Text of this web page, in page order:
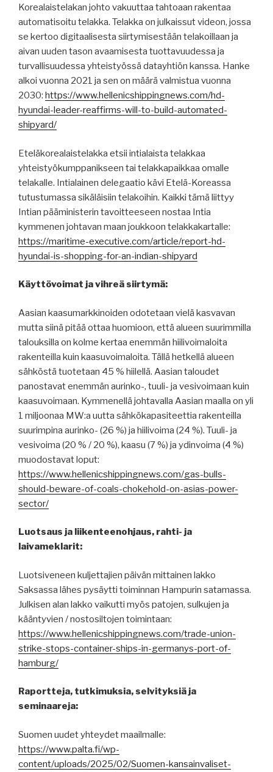
Korealaistelakan johto vakuuttaa tahtoaan rakentaa
automatisoitu telakka. Telakka on julkaissut videon, jossa
se kertoo digitaalisesta siirtymisestään telakoillaan ja
aivan uuden tason avaamisesta tuottavuudessa ja
turvallisuudessa yhteistyössä datayhtiön kanssa. Hanke
alkoi vuonna 2021 ja sen on määrä valmistua vuonna
2030: https://www.hellenicshippingnews.com/hd-
hyundai-leader-reaffirms-will-to-build-automated-
shipyard/
Eteläkorealaistelakka etsii intialaista telakkaa
yhteistyökumppanikseen tai telakkapaikkaa omalle
telakalle. Intialainen delegaatio kävi Etelä-Koreassa
tutustumassa sikäläisiin telakoihin. Kaikki tämä liittyy
Intian pääministerin tavoitteeseen nostaa Intia
kymmenen johtavan maan joukkoon telakkakartalle:
https://maritime-executive.com/article/report-hd-
hyundai-is-shopping-for-an-indian-shipyard
Käyttövoimat ja vihreä siirtymä:
Aasian kaasumarkkinoiden odotetaan vielä kasvavan
mutta siinä pitää ottaa huomioon, että alueen suurimmilla
talouksilla on kolme kertaa enemmän hiilivoimaloita
rakenteilla kuin kaasuvoimaloita. Tällä hetkellä alueen
sähköstä tuotetaan 45 % hiilellä. Aasian taloudet
panostavat enemmän aurinko-, tuuli- ja vesivoimaan kuin
kaasuvoimaan. Kymmenellä johtavalla Aasian maalla on yli
1 miljoonaa MW:a uutta sähkökapasiteettia rakenteilla
suurimpina aurinko- (26 %) ja hiilivoima (24 %). Tuuli- ja
vesivoima (20 % / 20 %), kaasu (7 %) ja ydinvoima (4 %)
muodostavat loput:
https://www.hellenicshippingnews.com/gas-bulls-
should-beware-of-coals-chokehold-on-asias-power-
sector/
Luotsaus ja liikenteenohjaus, rahti- ja
laivameklarit:
Luotsiveneen kuljettajien päivän mittainen lakko
Saksassa lähes pysäytti toiminnan Hampurin satamassa.
Julkisen alan lakko vaikutti myös patojen, sulkujen ja
kääntyvien / nostosiltojen toimintaan:
https://www.hellenicshippingnews.com/trade-union-
strike-stops-container-ships-in-germanys-port-of-
hamburg/
Raportteja, tutkimuksia, selvityksiä ja
seminaareja:
Suomen uudet yhteydet maailmalle:
https://www.palta.fi/wp-
content/uploads/2025/02/Suomen-kansainvaliset-